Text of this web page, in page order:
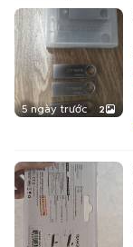
5 ngày trước 2